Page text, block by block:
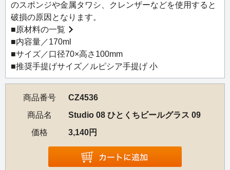
のスポンジや金属タワシ、クレンザーなどを使用すると
破損の原因となります。
■原材料の一覧
■内容量／170ml
■サイズ／口径70×高さ100mm
■推奨手提げサイズ／ルピシア手提げ 小
商品番号
CZ4536
商品名
Studio 08 ひとくちビールグラス 09
価格
3,140円